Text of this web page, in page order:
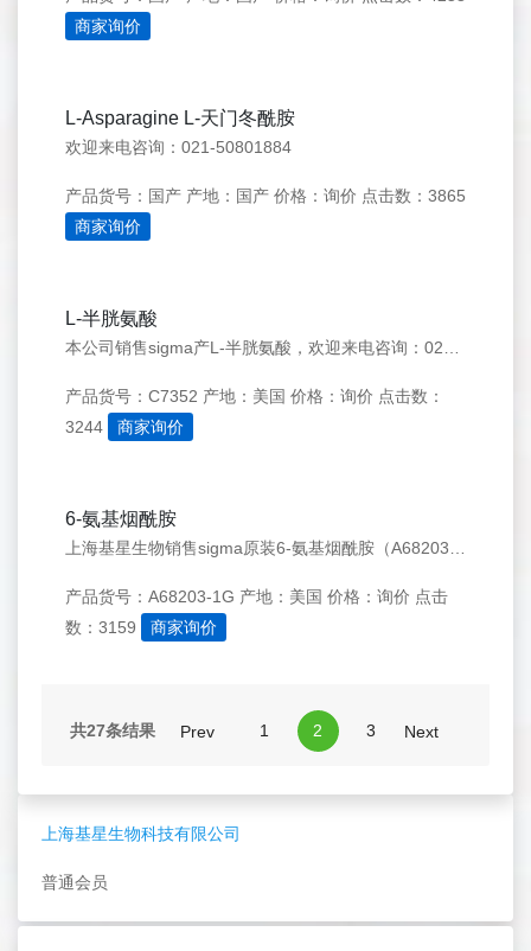
上海基星生物科技有限公司
普通会员
商家询价
L-Asparagine L-天门冬酰胺
欢迎来电咨询：021-50801884
产品货号：国产 产地：国产 价格：询价 点击数：3865
商家询价
L-半胱氨酸
产品货号：C7352 产地：美国 价格：询价 点击数：
3244
商家询价
6-氨基烟酰胺
产品货号：A68203-1G 产地：美国 价格：询价 点击
数：3159
商家询价
共27条结果 Prev 1 2 3 Next